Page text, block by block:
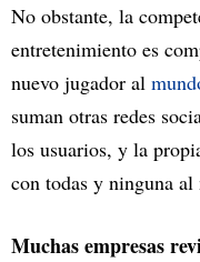
No obstante, la
entretenimiento es
nuevo jugador al
suman otras redes
los usuarios, y la
con todas y ninguna
Muchas empresas